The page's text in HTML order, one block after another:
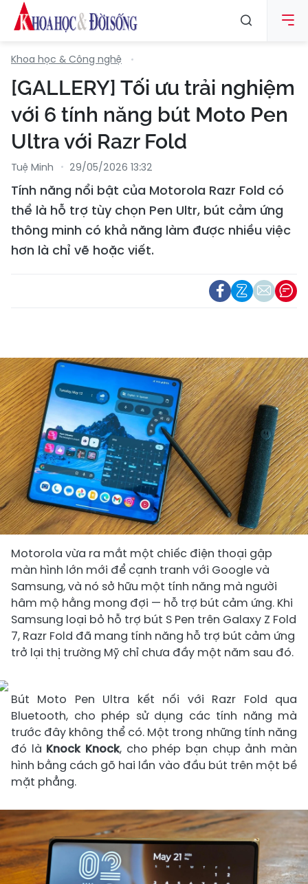
Khoa học & Công nghệ
[GALLERY] Tối ưu trải nghiệm
với 6 tính năng bút Moto Pen
Ultra với Razr Fold
Tuệ Minh 29/05/2026 13:32
Tính năng nổi bật của Motorola Razr Fold có
thể là hỗ trợ tùy chọn Pen Ultr, bút cảm ứng
thông minh có khả năng làm được nhiều việc
hơn là chỉ vẽ hoặc viết.
Motorola vừa ra mắt một chiếc điện thoại gập
màn hình lớn mới để cạnh tranh với Google và
Samsung, và nó sở hữu một tính năng mà người
hâm mộ hằng mong đợi — hỗ trợ bút cảm ứng. Khi
Samsung loại bỏ hỗ trợ bút S Pen trên Galaxy Z Fold
7, Razr Fold đã mang tính năng hỗ trợ bút cảm ứng
trở lại thị trường Mỹ chỉ chưa đầy một năm sau đó.
Bút Moto Pen Ultra kết nối với Razr Fold qua
Bluetooth, cho phép sử dụng các tính năng mà
trước đây không thể có. Một trong những tính năng
đó là Knock Knock, cho phép bạn chụp ảnh màn
hình bằng cách gõ hai lần vào đầu bút trên một bề
mặt phẳng.